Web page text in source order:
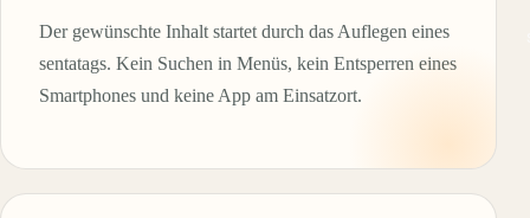
Der gewünschte Inhalt startet durch das Auflegen eines
sentatags. Kein Suchen in Menüs, kein Entsperren eines
Smartphones und keine App am Einsatzort.